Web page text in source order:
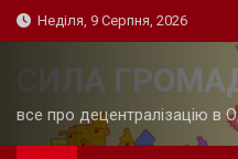
Skip
to
Неділя, 9 Серпня, 2026
СИЛА
все про децентралізацію в